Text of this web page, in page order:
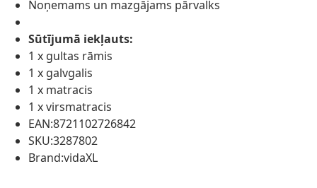
Noņemams un mazgājams pārvalks
Sūtījumā iekļauts:
1 x gultas rāmis
1 x galvgalis
1 x matracis
1 x virsmatracis
EAN:8721102726842
SKU:3287802
Brand:vidaXL